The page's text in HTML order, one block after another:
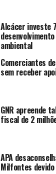
Alcácer investe
ambiental
Comerciantes
sem receber
GNR apreende
fiscal de 2
APA
Milfontes